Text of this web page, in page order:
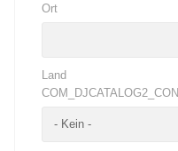
Ort
Land